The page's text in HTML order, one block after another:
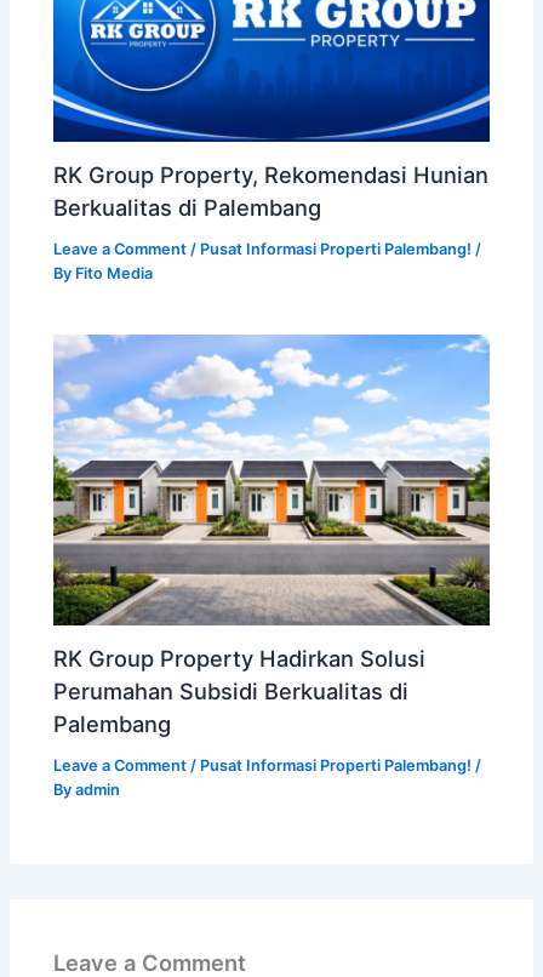
RK Group Property, Rekomendasi Hunian
Berkualitas di Palembang
Leave a Comment / Pusat Informasi Properti Palembang! /
By Fito Media
RK Group Property Hadirkan Solusi
Perumahan Subsidi Berkualitas di
Palembang
Leave a Comment / Pusat Informasi Properti Palembang! /
Byadmin
Leave a Comment